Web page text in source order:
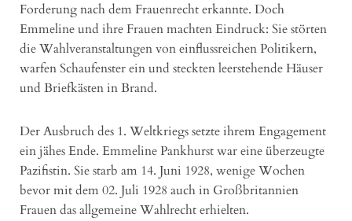
Forderung nach dem Frauenrecht erkannte. Doch
Emmeline und ihre Frauen machten Eindruck: Sie störten
die Wahlveranstaltungen von einflussreichen Politikern,
warfen Schaufenster ein und steckten leerstehende Häuser
und Briefkästen in Brand.
Der Ausbruch des 1. Weltkriegs setzte ihrem Engagement
ein jähes Ende. Emmeline Pankhurst war eine überzeugte
Pazifistin. Sie starb am 14. Juni 1928, wenige Wochen
bevor mit dem 02. Juli 1928 auch in Großbritannien
Frauen das allgemeine Wahlrecht erhielten.